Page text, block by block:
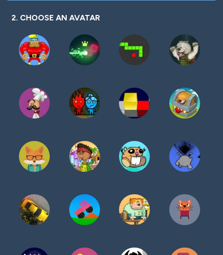
2. CHOOSE AN AVATAR